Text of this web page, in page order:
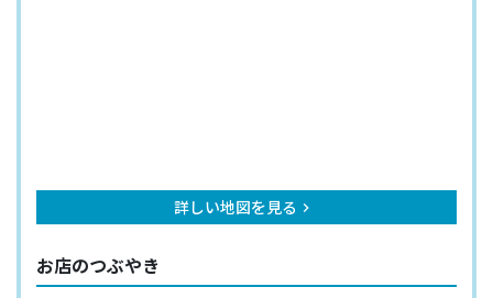
詳しい地図を見る keyboard_arrow_right
お店のつぶやき